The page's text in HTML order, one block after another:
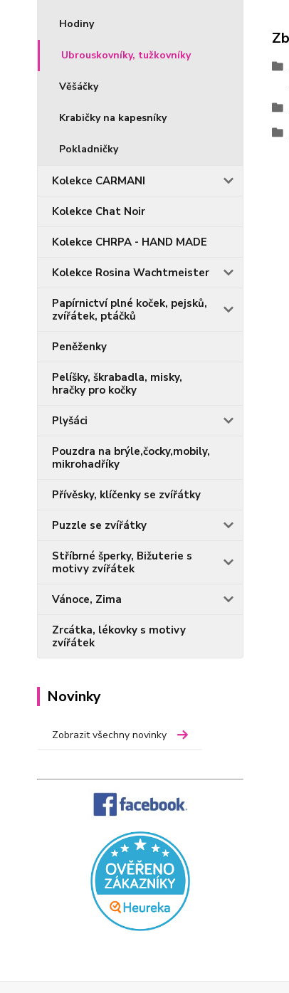
Hodiny
Ubrouskovníky, tužkovníky
Věšáčky
Krabičky na kapesníky
Pokladničky
Kolekce CARMANI
Kolekce Chat Noir
Kolekce CHRPA - HAND MADE
Kolekce Rosina Wachtmeister
Papírnictví plné koček, pejsků,
zvířátek, ptáčků
Peněženky
Pelíšky, škrabadla, misky,
hračky pro kočky
Plyšáci
Pouzdra na brýle,čocky,mobily,
mikrohadříky
Přívěsky, klíčenky se zvířátky
Puzzle se zvířátky
Stříbrné šperky, Bižuterie s
motivy zvířátek
Vánoce, Zima
Zrcátka, lékovky s motivy
zvířátek
Novinky
Zobrazit všechny novinky